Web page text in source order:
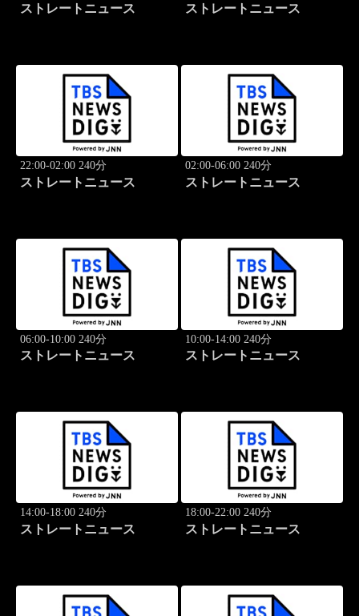
ストレートニュース ストレートニュース
22:00-02:00 240分
ストレートニュース
02:00-06:00 240分
ストレートニュース
06:00-10:00 240分
ストレートニュース
10:00-14:00 240分
ストレートニュース
14:00-18:00 240分
ストレートニュース
18:00-22:00 240分
ストレートニュース